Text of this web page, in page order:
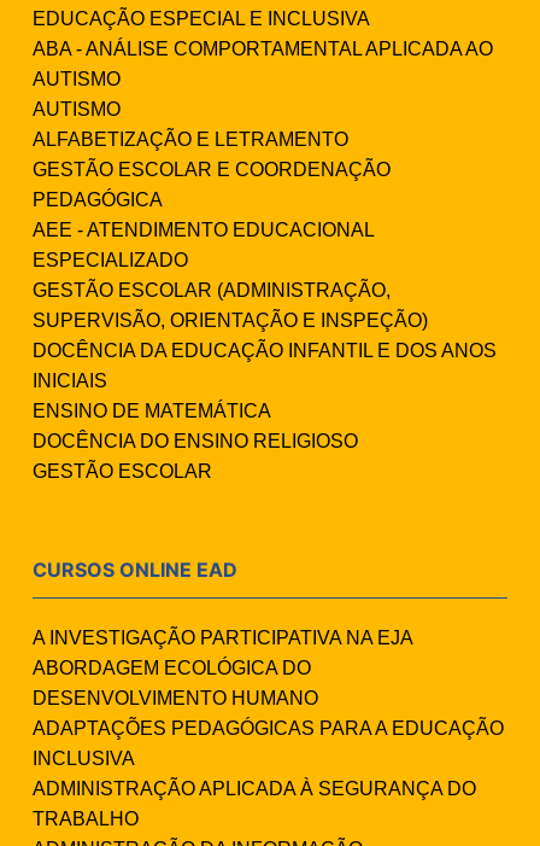
EDUCAÇÃO ESPECIAL E INCLUSIVA
ABA - ANÁLISE COMPORTAMENTAL APLICADA AO
AUTISMO
AUTISMO
ALFABETIZAÇÃO E LETRAMENTO
GESTÃO ESCOLAR E COORDENAÇÃO
PEDAGÓGICA
AEE - ATENDIMENTO EDUCACIONAL
ESPECIALIZADO
GESTÃO ESCOLAR (ADMINISTRAÇÃO,
SUPERVISÃO, ORIENTAÇÃO E INSPEÇÃO)
DOCÊNCIA DA EDUCAÇÃO INFANTIL E DOS ANOS
INICIAIS
ENSINO DE MATEMÁTICA
DOCÊNCIA DO ENSINO RELIGIOSO
GESTÃO ESCOLAR
CURSOS ONLINE EAD
A INVESTIGAÇÃO PARTICIPATIVA NA EJA
ABORDAGEM ECOLÓGICA DO
DESENVOLVIMENTO HUMANO
ADAPTAÇÕES PEDAGÓGICAS PARA A EDUCAÇÃO
INCLUSIVA
ADMINISTRAÇÃO APLICADA À SEGURANÇA DO
TRABALHO